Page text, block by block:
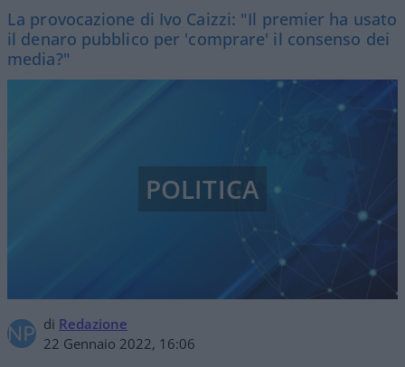
La provocazione di Ivo Caizzi: "Il premier ha usato
il denaro pubblico per 'comprare' il consenso dei
media?"
di Redazione
22 Gennaio 2022, 16:06
POLITICA